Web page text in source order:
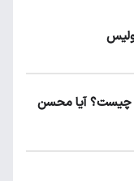
چیست؟ آیا محسن